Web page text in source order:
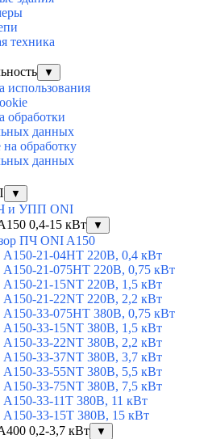
техника
▼
использования
обработки
данных
на обработку
данных
▼
и УПП ONI
0,4-15 кВт
▼
ПЧ ONI A150
21-04HT 220В, 0,4 кВт
21-075HT 220В, 0,75 кВт
21-15NT 220В, 1,5 кВт
21-22NT 220В, 2,2 кВт
33-075HT 380В, 0,75 кВт
33-15NT 380В, 1,5 кВт
33-22NT 380В, 2,2 кВт
33-37NT 380В, 3,7 кВт
33-55NT 380В, 5,5 кВт
33-75NT 380В, 7,5 кВт
33-11T 380В, 11 кВт
33-15T 380В, 15 кВт
0,2-3,7 кВт
▼